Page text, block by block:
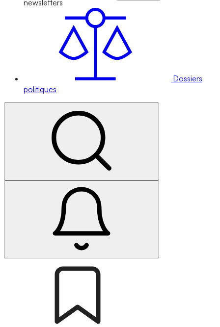
newsletters
Dossiers
politiques